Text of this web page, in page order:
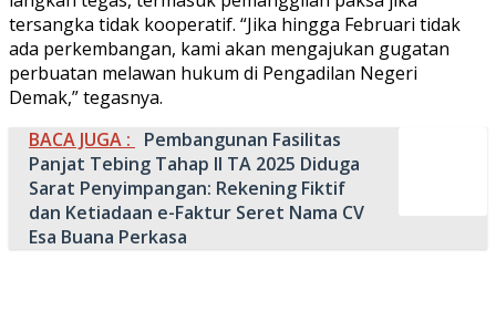
tersangka tidak kooperatif. “Jika hingga Februari tidak
ada perkembangan, kami akan mengajukan gugatan
perbuatan melawan hukum di Pengadilan Negeri
Demak,” tegasnya.
BACA JUGA :
Pembangunan Fasilitas
Panjat Tebing Tahap II TA 2025 Diduga
Sarat Penyimpangan: Rekening Fiktif
dan Ketiadaan e-Faktur Seret Nama CV
Esa Buana Perkasa